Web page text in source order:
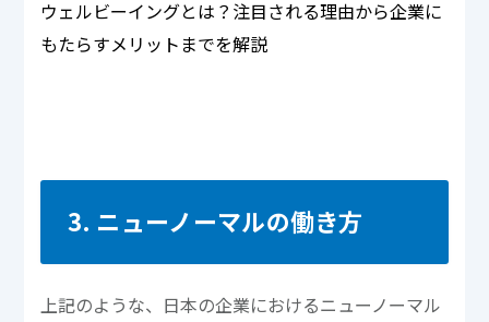
ウェルビーイングとは？注目される理由から企業に
もたらすメリットまでを解説
3. ニューノーマルの働き方
上記のような、日本の企業におけるニューノーマル